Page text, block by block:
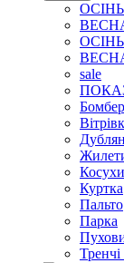
ОСІНЬ
ОСІНЬ
sale
Бомбер
Куртка
Пальто
Парка
Тренчі